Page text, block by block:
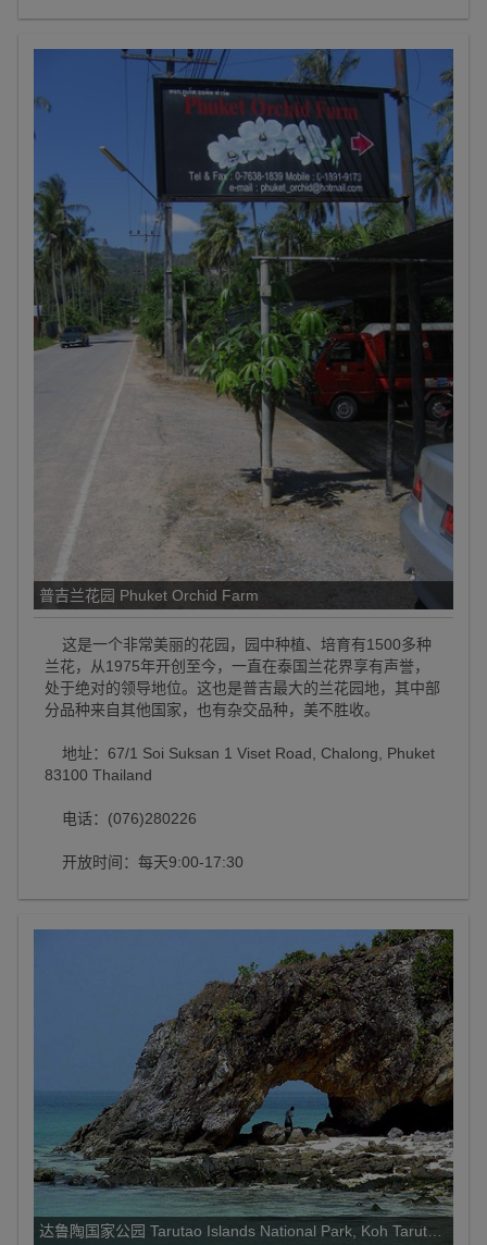
普吉兰花园 Phuket Orchid Farm
这是一个非常美丽的花园，园中种植、培育有1500多种
兰花，从1975年开创至今，一直在泰国兰花界享有声誉，
处于绝对的领导地位。这也是普吉最大的兰花园地，其中部
分品种来自其他国家，也有杂交品种，美不胜收。
地址：67/1 Soi Suksan 1 Viset Road, Chalong, Phuket
83100 Thailand
电话：(076)280226
开放时间：每天9:00-17:30
达鲁陶国家公园 Tarutao Islands National Park, Koh Tarutao